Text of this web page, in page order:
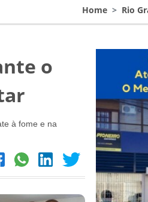
Home Rio
o
à fome e na